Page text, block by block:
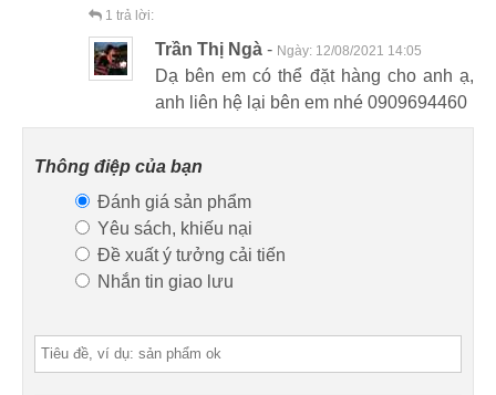
1 trả lời:
Trần Thị Ngà - Ngày: 12/08/2021 14:05
Dạ bên em có thể đặt hàng cho anh ạ,
anh liên hệ lại bên em nhé 0909694460
Thông điệp của bạn
Đánh giá sản phẩm
Yêu sách, khiếu nại
Đề xuất ý tưởng cải tiến
Nhắn tin giao lưu